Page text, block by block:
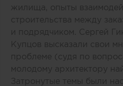
жилища, опыты
строительства между
и подрядчиком. Сергей
Купцов высказали свои
проблеме (судя по
молодому архитектору
Затронутые темы были